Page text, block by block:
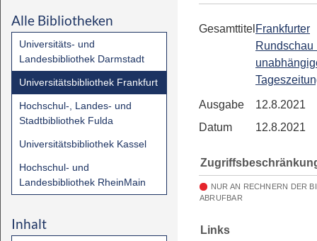
Alle Bibliotheken
Universitäts- und
Landesbibliothek Darmstadt
Universitätsbibliothek Frankfurt
Hochschul-, Landes- und
Stadtbibliothek Fulda
Universitätsbibliothek Kassel
Hochschul- und
Landesbibliothek RheinMain
Inhalt
Gesamttitel Frankfurter
Rundschau
Ausgabe
12.8.2021
Datum
12.8.2021
NUR AN RECHNERN DER
ABRUFBAR
Links